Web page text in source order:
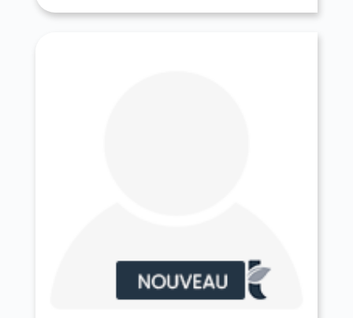
Tessancourt-sur-Aubette 78250
Villepreux 78450
Villette 78930
Villiers-le-Mahieu 78770
Villiers-Saint-Frédéric 78640